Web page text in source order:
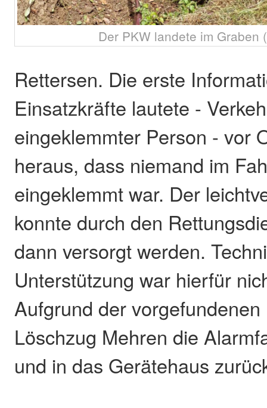
Der PKW landete im Graben
Rettersen. Die erste
Einsatzkräfte lautete -
eingeklemmter Person - vor
heraus, dass niemand im
eingeklemmt war. Der
konnte durch den
dann versorgt werden.
Unterstützung war hierfür
Aufgrund der
Löschzug Mehren die
und in das Gerätehaus